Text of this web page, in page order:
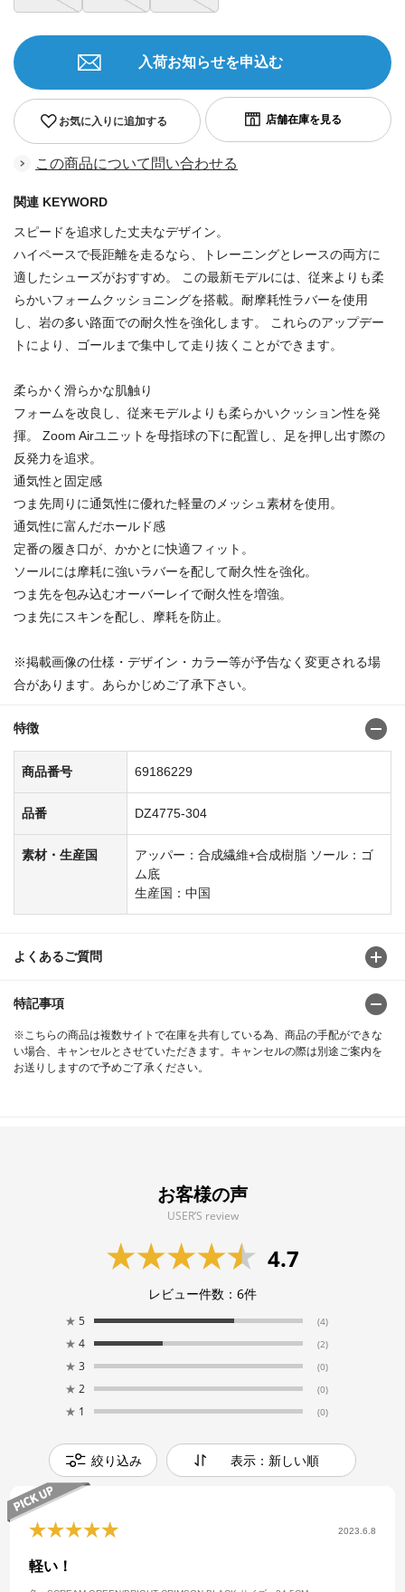
お気に入りに追加する
入荷お知らせを申込む
この商品について問い合わせる
関連 KEYWORD
スピードを追求した丈夫なデザイン。
ハイペースで長距離を走るなら、トレーニングとレースの両方に
適したシューズがおすすめ。 この最新モデルには、従来よりも柔
らかいフォームクッショニングを搭載。耐摩耗性ラバーを使用
し、岩の多い路面での耐久性を強化します。 これらのアップデー
トにより、ゴールまで集中して走り抜くことができます。
柔らかく滑らかな肌触り
フォームを改良し、従来モデルよりも柔らかいクッション性を発
揮。 Zoom Airユニットを母指球の下に配置し、足を押し出す際の
反発力を追求。
通気性と固定感
つま先周りに通気性に優れた軽量のメッシュ素材を使用。
通気性に富んだホールド感
定番の履き口が、かかとに快適フィット。
ソールには摩耗に強いラバーを配して耐久性を強化。
つま先を包み込むオーバーレイで耐久性を増強。
つま先にスキンを配し、摩耗を防止。
※掲載画像の仕様・デザイン・カラー等が予告なく変更される場
合があります。あらかじめご了承下さい。
特徴
商品番号 69186229
品番 DZ4775-304
素材・生産国
アッパー：合成繊維+合成樹脂 ソール：ゴ
ム底
生産国：中国
よくあるご質問
特記事項
※こちらの商品は複数サイトで在庫を共有している為、商品の手配ができな
い場合、キャンセルとさせていただきます。キャンセルの際は別途ご案内を
お送りしますので予めご了承ください。
お客様の声
USER’S review
4.7
レビュー件数： 6件
★ 5 (4)
★ 4 (2)
★ 3 (0)
★ 2 (0)
★ 1 (0)
絞り込み 表示：新しい順
2023.6.8
軽い！